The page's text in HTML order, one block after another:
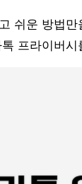
쉬운 방법
프라이버